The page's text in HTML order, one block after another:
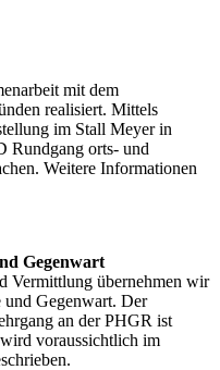
mit dem
realisiert. Mittels
im Stall Meyer in
Rundgang orts- und
Weitere Informationen
Gegenwart
Vermittlung übernehmen wir
Gegenwart. Der
an der PHGR ist
voraussichtlich im